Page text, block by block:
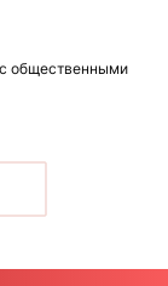
общественными